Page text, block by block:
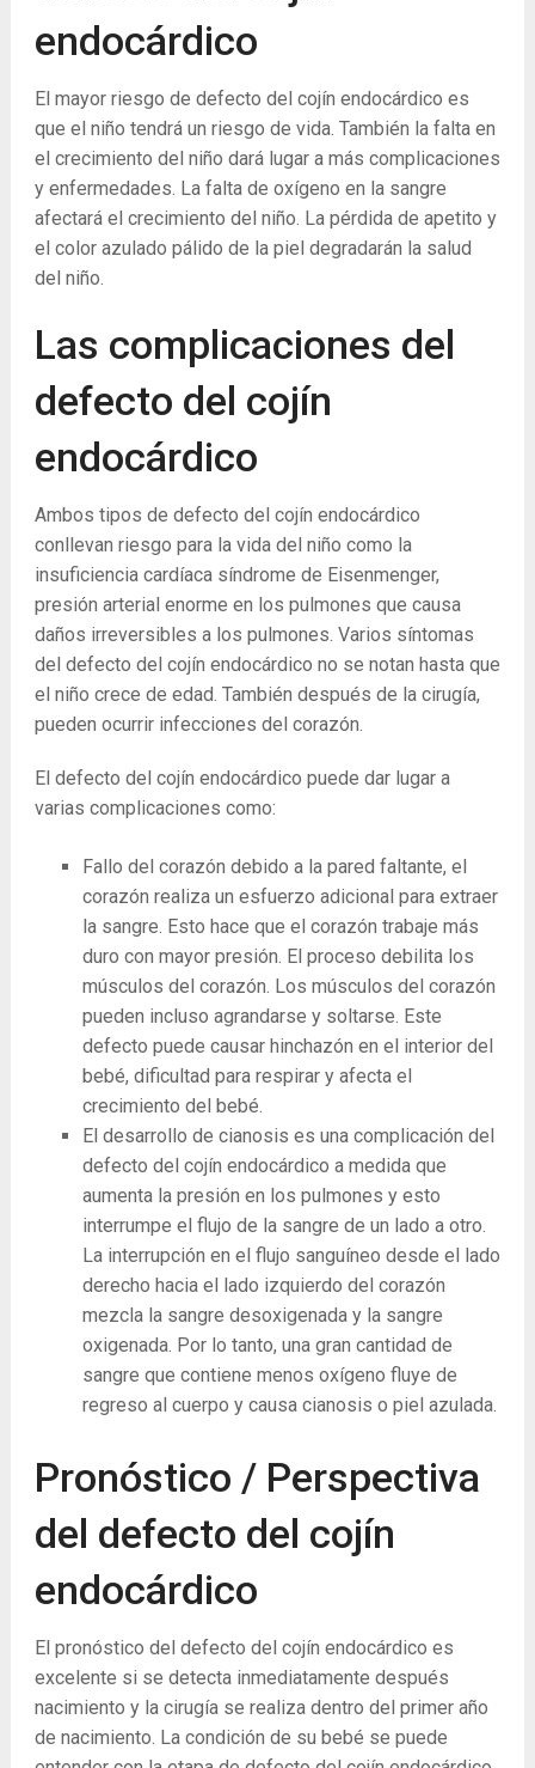
endocárdico
El mayor riesgo de defecto del cojín endocárdico es
que el niño tendrá un riesgo de vida. También la falta en
el crecimiento del niño dará lugar a más complicaciones
y enfermedades. La falta de oxígeno en la sangre
afectará el crecimiento del niño. La pérdida de apetito y
el color azulado pálido de la piel degradarán la salud
del niño.
Las complicaciones del
defecto del cojín
endocárdico
Ambos tipos de defecto del cojín endocárdico
conllevan riesgo para la vida del niño como la
insuficiencia cardíaca síndrome de Eisenmenger,
presión arterial enorme en los pulmones que causa
daños irreversibles a los pulmones. Varios síntomas
del defecto del cojín endocárdico no se notan hasta que
el niño crece de edad. También después de la cirugía,
pueden ocurrir infecciones del corazón.
El defecto del cojín endocárdico puede dar lugar a
varias complicaciones como:
Fallo del corazón debido a la pared faltante, el
corazón realiza un esfuerzo adicional para extraer
la sangre. Esto hace que el corazón trabaje más
duro con mayor presión. El proceso debilita los
músculos del corazón. Los músculos del corazón
pueden incluso agrandarse y soltarse. Este
defecto puede causar hinchazón en el interior del
bebé, dificultad para respirar y afecta el
crecimiento del bebé.
El desarrollo de cianosis es una complicación del
defecto del cojín endocárdico a medida que
aumenta la presión en los pulmones y esto
interrumpe el flujo de la sangre de un lado a otro.
La interrupción en el flujo sanguíneo desde el lado
derecho hacia el lado izquierdo del corazón
mezcla la sangre desoxigenada y la sangre
oxigenada. Por lo tanto, una gran cantidad de
sangre que contiene menos oxígeno fluye de
regreso al cuerpo y causa cianosis o piel azulada.
Pronóstico / Perspectiva
del defecto del cojín
endocárdico
El pronóstico del defecto del cojín endocárdico es
excelente si se detecta inmediatamente después
nacimiento y la cirugía se realiza dentro del primer año
de nacimiento. La condición de su bebé se puede